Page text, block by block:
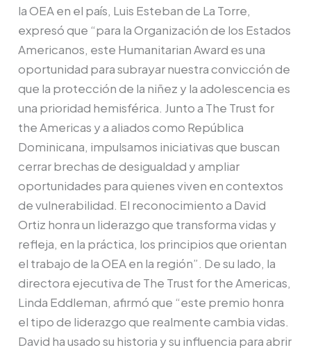
la OEA en el país, Luis Esteban de La Torre,
expresó que “para la Organización de los Estados
Americanos, este Humanitarian Award es una
oportunidad para subrayar nuestra convicción de
que la protección de la niñez y la adolescencia es
una prioridad hemisférica. Junto a The Trust for
the Americas y a aliados como República
Dominicana, impulsamos iniciativas que buscan
cerrar brechas de desigualdad y ampliar
oportunidades para quienes viven en contextos
de vulnerabilidad. El reconocimiento a David
Ortiz honra un liderazgo que transforma vidas y
refleja, en la práctica, los principios que orientan
el trabajo de la OEA en la región”. De su lado, la
directora ejecutiva de The Trust for the Americas,
Linda Eddleman, afirmó que “este premio honra
el tipo de liderazgo que realmente cambia vidas.
David ha usado su historia y su influencia para abrir